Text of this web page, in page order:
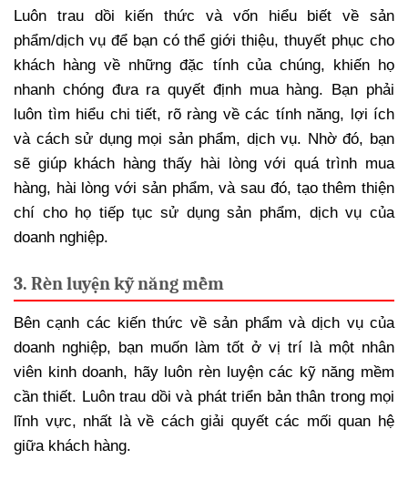
Luôn trau dồi kiến thức và vốn hiểu biết về sản
phẩm/dịch vụ để bạn có thể giới thiệu, thuyết phục cho
khách hàng về những đặc tính của chúng, khiến họ
nhanh chóng đưa ra quyết định mua hàng. Bạn phải
luôn tìm hiểu chi tiết, rõ ràng về các tính năng, lợi ích
và cách sử dụng mọi sản phẩm, dịch vụ. Nhờ đó, bạn
sẽ giúp khách hàng thấy hài lòng với quá trình mua
hàng, hài lòng với sản phẩm, và sau đó, tạo thêm thiện
chí cho họ tiếp tục sử dụng sản phẩm, dịch vụ của
doanh nghiệp.
3. Rèn luyện kỹ năng mềm
Bên cạnh các kiến thức về sản phẩm và dịch vụ của
doanh nghiệp, bạn muốn làm tốt ở vị trí là một nhân
viên kinh doanh, hãy luôn rèn luyện các kỹ năng mềm
cần thiết. Luôn trau dồi và phát triển bản thân trong mọi
lĩnh vực, nhất là về cách giải quyết các mối quan hệ
giữa khách hàng.